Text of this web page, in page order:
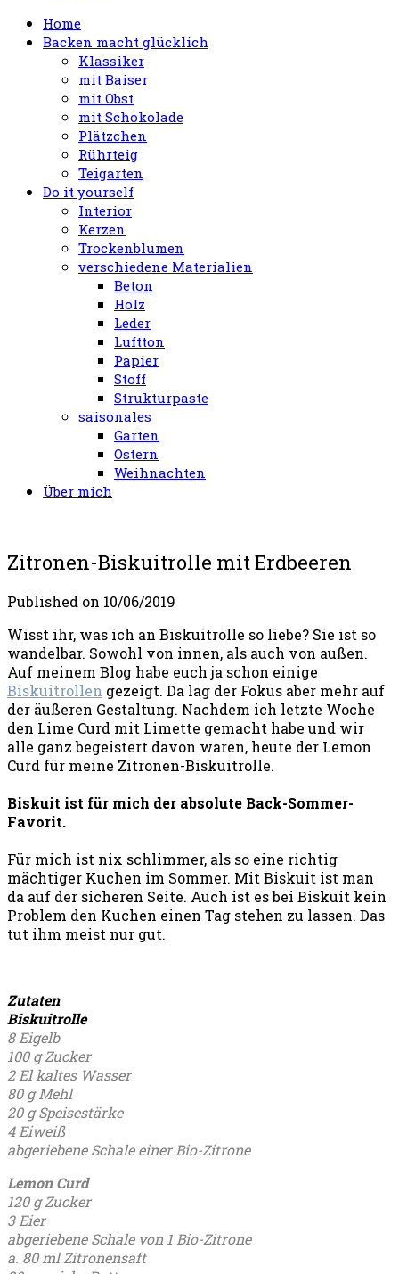
Home
Backen macht glücklich
Klassiker
mit Baiser
mit Obst
mit Schokolade
Plätzchen
Rührteig
Teigarten
Do it yourself
Interior
Kerzen
Trockenblumen
verschiedene Materialien
Beton
Holz
Leder
Luftton
Papier
Stoff
Strukturpaste
saisonales
Garten
Ostern
Weihnachten
Über mich
Zitronen-Biskuitrolle mit Erdbeeren
Published on 10/06/2019
Wisst ihr, was ich an Biskuitrolle so liebe? Sie ist so
wandelbar. Sowohl von innen, als auch von außen.
Auf meinem Blog habe euch ja schon einige
Biskuitrollen gezeigt. Da lag der Fokus aber mehr auf
der äußeren Gestaltung. Nachdem ich letzte Woche
den Lime Curd mit Limette gemacht habe und wir
alle ganz begeistert davon waren, heute der Lemon
Curd für meine Zitronen-Biskuitrolle.
Biskuit ist für mich der absolute Back-Sommer-
Favorit.
Für mich ist nix schlimmer, als so eine richtig
mächtiger Kuchen im Sommer. Mit Biskuit ist man
da auf der sicheren Seite. Auch ist es bei Biskuit kein
Problem den Kuchen einen Tag stehen zu lassen. Das
tut ihm meist nur gut.
Zutaten
Biskuitrolle
8 Eigelb
100 g Zucker
2 El kaltes Wasser
80 g Mehl
20 g Speisestärke
4 Eiweiß
abgeriebene Schale einer Bio-Zitrone
Lemon Curd
120 g Zucker
3 Eier
abgeriebene Schale von 1 Bio-Zitrone
a. 80 ml Zitronensaft